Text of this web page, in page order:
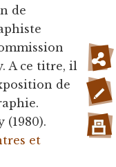
de
A ce titre, il
de
(1980).
et